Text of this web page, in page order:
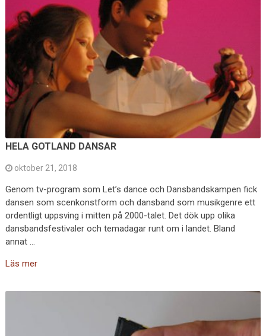
HELA GOTLAND DANSAR
oktober 21, 2018
Genom tv-program som Let’s dance och Dansbandskampen fick
dansen som scenkonstform och dansband som musikgenre ett
ordentligt uppsving i mitten på 2000-talet. Det dök upp olika
dansbandsfestivaler och temadagar runt om i landet. Bland
annat …
Läs mer